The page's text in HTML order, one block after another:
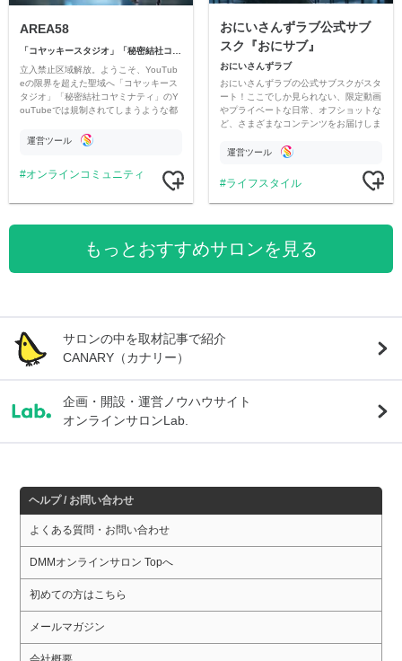
AREA58
「コヤッキースタジオ」「秘密結社コヤミナティ」
立入禁止区域解放。ようこそ、YouTub
eの限界を超えた聖域へ「コヤッキース
タジオ」「秘密結社コヤミナティ」のY
ouTubeでは規制されてしまうような都
公開。
運営ツール
オンラインコミュニティ
おにいさんずラブ公式サブ
スク『おにサブ』
おにいさんずラブ
おにいさんずラブの公式サブスクがスタ
ート！ここでしか見られない、限定動画
やプライベートな日常、オフショットな
ど、さまざまなコンテンツをお届けしま
運営ツール
ライフスタイル
もっとおすすめサロンを見る
サロンの中を取材記事で紹介
CANARY（カナリー）
企画・開設・運営ノウハウサイト
オンラインサロンLab.
ヘルプ / お問い合わせ
よくある質問・お問い合わせ
DMMオンラインサロン Topへ
初めての方はこちら
メールマガジン